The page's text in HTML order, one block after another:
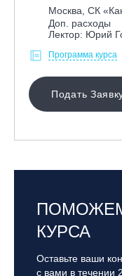
Вера Васильева
Григорий Козлов
Даниил Жбанов
Даниил
Дмитрий Пашков
Евгений Левашов
Евгений Юрлов
Иван Костарев
Москва, СК
Доп. расходы
Лектор: Юрий
Программа курса
Подать
КУРСА
Оставьте ваши
с вами в течении